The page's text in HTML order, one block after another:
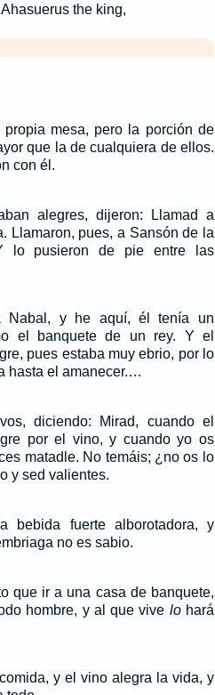
the king,
mesa, pero la porción de
que la de cualquiera de ellos.
con él.
alegres, dijeron: Llamad a
Llamaron, pues, a Sansón de la
lo pusieron de pie entre las
Nabal, y he aquí, él tenía un
el banquete de un rey. Y el
pues estaba muy ebrio, por lo
hasta el amanecer.…
diciendo: Mirad, cuando el
por el vino, y cuando yo os
matadle. No temáis; ¿no os lo
y sed valientes.
bebida fuerte alborotadora, y
no es sabio.
que ir a una casa de banquete,
hombre, y al que vive lohará
y el vino alegra la vida, y